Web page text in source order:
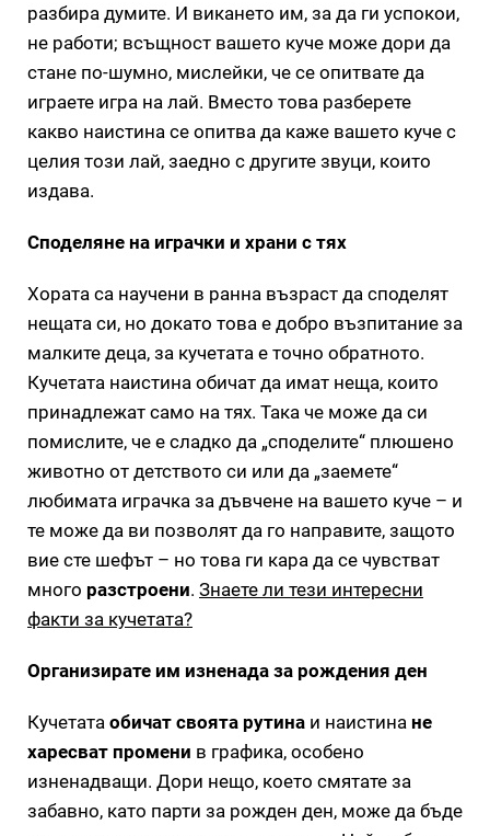
разбира думите. И викането им, за да ги успокои,
не работи; всъщност вашето куче може дори да
стане по-шумно, мислейки, че се опитвате да
играете игра на лай. Вместо това разберете
какво наистина се опитва да каже вашето куче с
целия този лай, заедно с другите звуци, които
издава.
Споделяне на играчки и храни с тях
Хората са научени в ранна възраст да споделят
нещата си, но докато това е добро възпитание за
малките деца, за кучетата е точно обратното.
Кучетата наистина обичат да имат неща, които
принадлежат само на тях. Така че може да си
помислите, че е сладко да „споделите“ плюшено
животно от детството си или да „заемете“
любимата играчка за дъвчене на вашето куче – и
те може да ви позволят да го направите, защото
вие сте шефът – но това ги кара да се чувстват
много разстроени. Знаете ли тези интересни
факти за кучетата?
Организирате им изненада за рождения ден
Кучетата обичат своята рутина и наистина не
харесват промени в графика, особено
изненадващи. Дори нещо, което смятате за
забавно, като парти за рожден ден, може да бъде